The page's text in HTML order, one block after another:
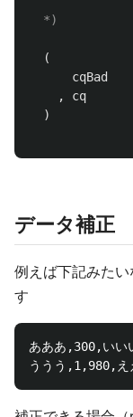
  *)
(
cqBad
,
cq
)
データ補正
例えば下記みた
す
あああ,300,いい